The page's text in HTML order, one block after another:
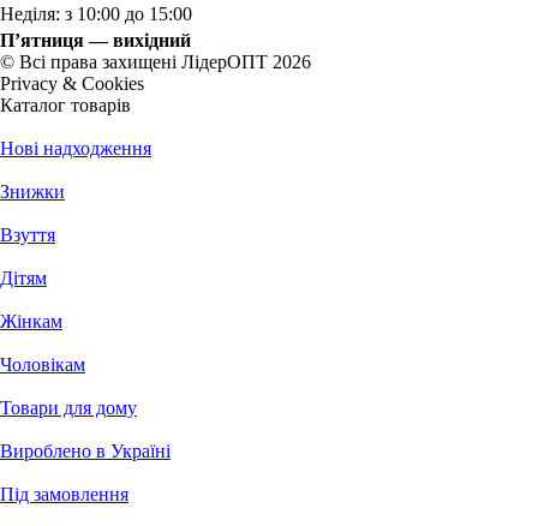
Неділя: з 10:00 до 15:00
П’ятниця — вихідний
© Всі права захищені ЛідерОПТ 2026
Privacy & Cookies
Каталог товарів
Нові надходження
Знижки
Взуття
Дітям
Жінкам
Чоловікам
Товари для дому
Вироблено в Україні
Під замовлення